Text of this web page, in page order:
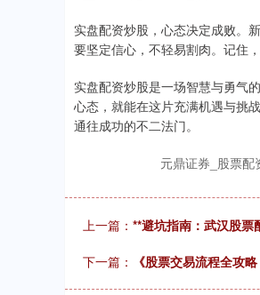
实盘配资炒股，心态决定成败。
要坚定信心，不轻易割肉。记住
实盘配资炒股是一场智慧与勇气
心态，就能在这片充满机遇与挑
通往成功的不二法门。
元鼎证券_股票配
上一篇： **避坑指南：武汉股票
下一篇： 《股票交易流程全攻